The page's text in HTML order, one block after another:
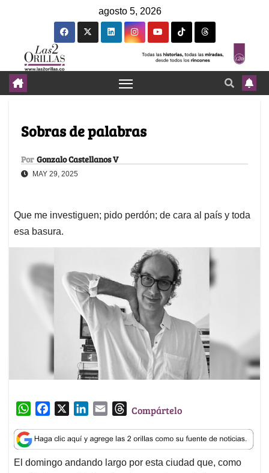
agosto 5, 2026
Sobras de palabras
Por Gonzalo Castellanos V
MAY 29, 2025
Que me investiguen; pido perdón; de cara al país y toda
esa basura.
W
a
t
s
c
e
b
n
k
e
a
i
l
T
r
e
a
Compártelo
El domingo andando largo por esta ciudad que, como